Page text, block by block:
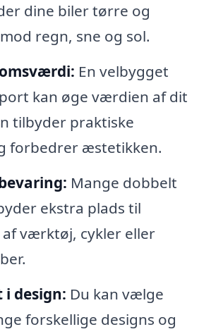
dine biler tørre og
regn, sne og sol.
En velbygget
kan øge værdien af dit
tilbyder praktiske
forbedrer æstetikken.
Mange dobbelt
ekstra plads til
værktøj, cykler eller
i design: Du kan vælge
forskellige designs og